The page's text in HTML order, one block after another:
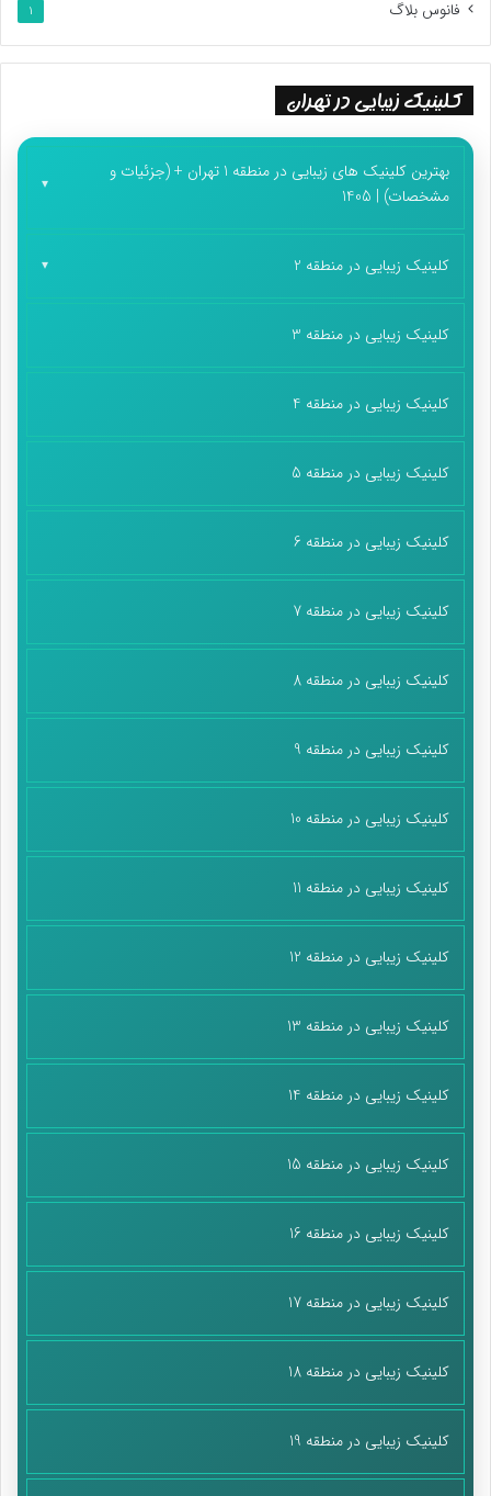
عکس‌های یادگاری بازدیدکنندگان نمایشگاه با مجسمه‌های شاعران
راهروی ۱۳، غرفه ۶ قرار دارد.
فانوس بلاگ 1
کلینیک زیبایی در تهران
بهترین کلینیک های زیبایی در منطقه 1 تهران + (جزئیات و
مشخصات) | 1405
کلینیک زیبایی در منطقه 2
کلینیک زیبایی در منطقه 3
کلینیک زیبایی در منطقه 4
کلینیک زیبایی در منطقه 5
کلینیک زیبایی در منطقه 6
کلینیک زیبایی در منطقه 7
کلینیک زیبایی در منطقه 8
کلینیک زیبایی در منطقه 9
کلینیک زیبایی در منطقه 10
کلینیک زیبایی در منطقه 11
کلینیک زیبایی در منطقه 12
کلینیک زیبایی در منطقه 13
کلینیک زیبایی در منطقه 14
کلینیک زیبایی در منطقه 15
کلینیک زیبایی در منطقه 16
کلینیک زیبایی در منطقه 17
کلینیک زیبایی در منطقه 18
کلینیک زیبایی در منطقه 19